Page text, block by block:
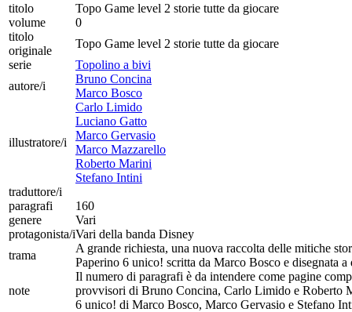
titolo
Topo Game level 2 storie tutte da giocare
volume
0
titolo
originale
Topo Game level 2 storie tutte da giocare
serie
Topolino a bivi
autore/i
Bruno Concina
Marco Bosco
illustratore/i
Carlo Limido
Luciano Gatto
Marco Gervasio
Marco Mazzarello
Roberto Marini
Stefano Intini
traduttore/i
paragrafi
160
genere
Vari
protagonista/iVari della banda Disney
trama
A grande richiesta, una nuova raccolta delle mitiche
Paperino 6 unico! scritta da Marco Bosco e disegnata
note
Il numero di paragrafi è da intendere come pagine
provvisori di Bruno Concina, Carlo Limido e Roberto
6 unico! di Marco Bosco, Marco Gervasio e Stefano